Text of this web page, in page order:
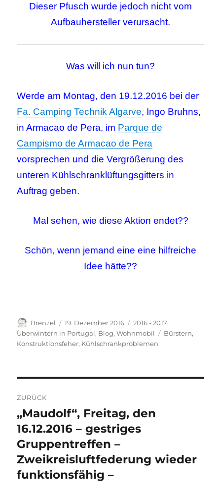
Dieser Pfusch wurde jedoch nicht vom
Aufbauhersteller verursacht.
Was will ich nun tun?
Werde am Montag, den 19.12.2016 bei der
Fa. Camping Technik Algarve, Ingo Bruhns,
in Armacao de Pera, im Parque de
Campismo de Armacao de Pera
vorsprechen und die Vergrößerung des
unteren Kühlschranklüftungsgitters in
Auftrag geben.
Mal sehen, wie diese Aktion endet??
Schön, wenn jemand eine eine hilfreiche
Idee hätte??
Autor
Brenzel
Veröffentlicht
am
19. Dezember 2016 Kategorien
2016 - 2017
Überwintern in Portugal, Blog,Wohnmobil Schlagwörter
Bürstern,
Konstruktionsfeher, Kühlschrankproblemen
ZURÜCK
Vorheriger
Beitrag:
„Maudolf“, Freitag, den
16.12.2016 – gestriges
Gruppentreffen –
Zweikreisluftfederung wieder
funktionsfähig –